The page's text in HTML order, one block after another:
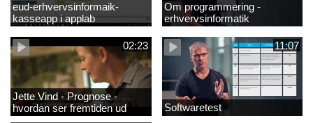
eud-erhvervsinformaik-
kasseapp i applab
Om programmering -
erhvervsinformatik
02:23
Jette Vind - Prognose -
hvordan ser fremtiden ud
11:07
Softwaretest